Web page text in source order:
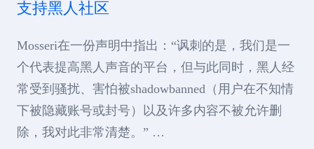
支持黑人社区
Mosseri在一份声明中指出：“讽刺的是，我们是一
个代表提高黑人声音的平台，但与此同时，黑人经
常受到骚扰、害怕被shadowbanned（用户在不知情
下被隐藏账号或封号）以及许多内容不被允许删
除，我对此非常清楚。” …